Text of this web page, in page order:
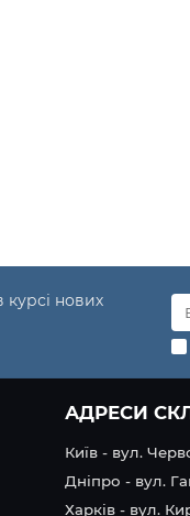
курсі нових
АДРЕСИ
Київ - вул.
Дніпро - вул.
Харків - вул.